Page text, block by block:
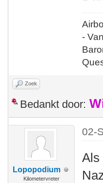
-
Zoek
Bedankt door:
Lopopodium
Kilometervreter
02-
Als